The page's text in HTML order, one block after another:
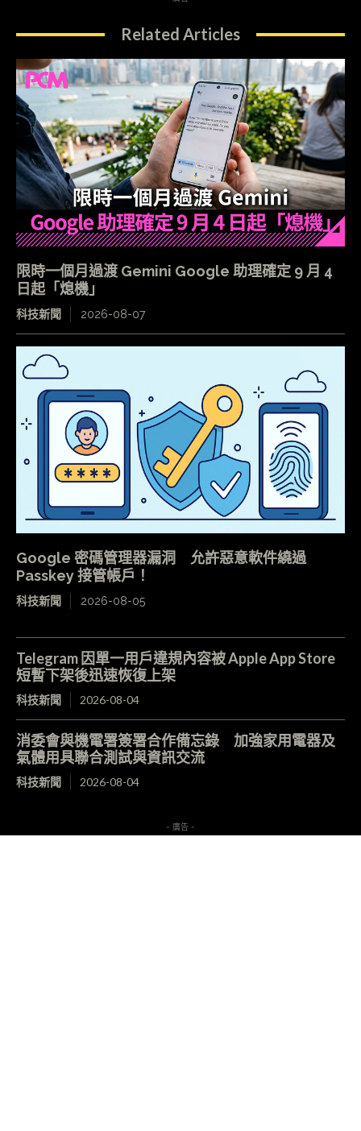
Related Articles
限時一個月過渡 Gemini Google 助理確定 9 月 4
日起「熄機」
科技新聞 2026-08-07
Google 密碼管理器漏洞 允許惡意軟件繞過
Passkey 接管帳戶！
科技新聞 2026-08-05
Telegram 因單一用戶違規內容被 Apple App Store
短暫下架後迅速恢復上架
科技新聞 2026-08-04
消委會與機電署簽署合作備忘錄 加強家用電器及
氣體用具聯合測試與資訊交流
科技新聞 2026-08-04
- 廣告 -